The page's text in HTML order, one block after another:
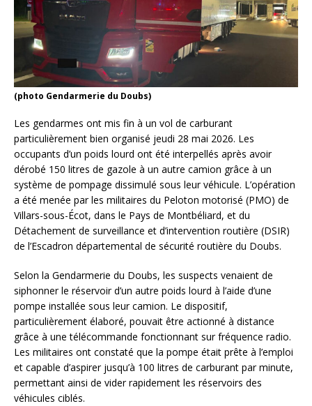
(photo Gendarmerie du Doubs)
Les gendarmes ont mis fin à un vol de carburant
particulièrement bien organisé jeudi 28 mai 2026. Les
occupants d’un poids lourd ont été interpellés après avoir
dérobé 150 litres de gazole à un autre camion grâce à un
système de pompage dissimulé sous leur véhicule. L’opération
a été menée par les militaires du Peloton motorisé (PMO) de
Villars-sous-Écot, dans le Pays de Montbéliard, et du
Détachement de surveillance et d’intervention routière (DSIR)
de l’Escadron départemental de sécurité routière du Doubs.
Selon la Gendarmerie du Doubs, les suspects venaient de
siphonner le réservoir d’un autre poids lourd à l’aide d’une
pompe installée sous leur camion. Le dispositif,
particulièrement élaboré, pouvait être actionné à distance
grâce à une télécommande fonctionnant sur fréquence radio.
Les militaires ont constaté que la pompe était prête à l’emploi
et capable d’aspirer jusqu’à 100 litres de carburant par minute,
permettant ainsi de vider rapidement les réservoirs des
véhicules ciblés.